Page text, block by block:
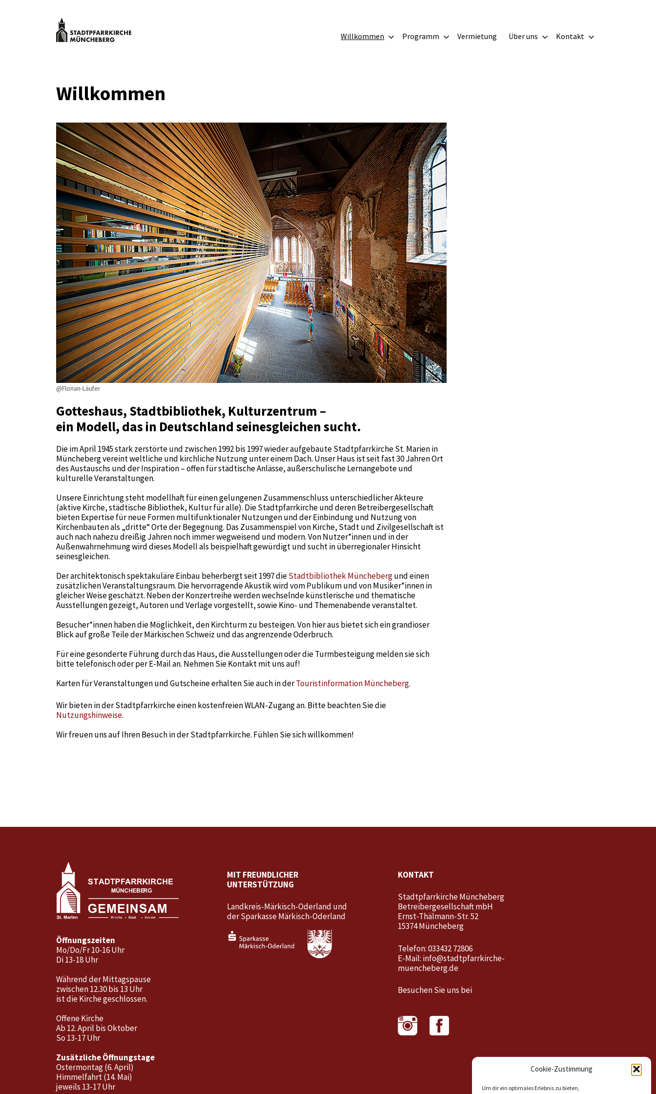
Cookie-Zustimmung
Um dir ein optimales Erlebnis zu bieten,
Willkommen Programm Vermietung Über uns Kontakt
Willkommen
@Florian-Läufer
Gotteshaus, Stadtbibliothek, Kulturzentrum –
ein Modell, das in Deutschland seinesgleichen sucht.
Die im April 1945 stark zerstörte und zwischen 1992 bis 1997 wieder aufgebaute Stadtpfarrkirche St. Marien in
Müncheberg vereint weltliche und kirchliche Nutzung unter einem Dach. Unser Haus ist seit fast 30 Jahren Ort
des Austauschs und der Inspiration – offen für städtische Anlässe, außerschulische Lernangebote und
kulturelle Veranstaltungen.
Unsere Einrichtung steht modellhaft für einen gelungenen Zusammenschluss unterschiedlicher Akteure
(aktive Kirche, städtische Bibliothek, Kultur für alle). Die Stadtpfarrkirche und deren Betreibergesellschaft
bieten Expertise für neue Formen multifunktionaler Nutzungen und der Einbindung und Nutzung von
Kirchenbauten als „dritte“ Orte der Begegnung. Das Zusammenspiel von Kirche, Stadt und Zivilgesellschaft ist
auch nach nahezu dreißig Jahren noch immer wegweisend und modern. Von Nutzer*innen und in der
Außenwahrnehmung wird dieses Modell als beispielhaft gewürdigt und sucht in überregionaler Hinsicht
seinesgleichen.
Der architektonisch spektakuläre Einbau beherbergt seit 1997 dieStadtbibliothek Münchebergund einen
zusätzlichen Veranstaltungsraum. Die hervorragende Akustik wird vom Publikum und von Musiker*innen in
gleicher Weise geschätzt. Neben der Konzertreihe werden wechselnde künstlerische und thematische
Ausstellungen gezeigt, Autoren und Verlage vorgestellt, sowie Kino- und Themenabende veranstaltet.
Besucher*innen haben die Möglichkeit, den Kirchturm zu besteigen. Von hier aus bietet sich ein grandioser
Blick auf große Teile der Märkischen Schweiz und das angrenzende Oderbruch.
Für eine gesonderte Führung durch das Haus, die Ausstellungen oder die Turmbesteigung melden sie sich
bitte telefonisch oder per E-Mail an. Nehmen Sie Kontakt mit uns auf!
Karten für Veranstaltungen und Gutscheine erhalten Sie auch in derTouristinformation Müncheberg.
Wir bieten in der Stadtpfarrkirche einen kostenfreien WLAN-Zugang an. Bitte beachten Sie die
Nutzungshinweise.
Wir freuen uns auf Ihren Besuch in der Stadtpfarrkirche. Fühlen Sie sich willkommen!
Öffnungszeiten
Mo/Do/Fr 10-16 Uhr
Di 13-18 Uhr
Während der Mittagspause
zwischen 12.30 bis 13 Uhr
ist die Kirche geschlossen.
Offene Kirche
Ab 12. April bis Oktober
So 13-17 Uhr
Zusätzliche Öffnungstage
Ostermontag (6. April)
Himmelfahrt (14. Mai)
jeweils 13-17 Uhr
MIT FREUNDLICHER
UNTERSTÜTZUNG
Landkreis-Märkisch-Oderland und
der Sparkasse Märkisch-Oderland
KONTAKT
Stadtpfarrkirche Müncheberg
Betreibergesellschaft mbH
Ernst-Thälmann-Str. 52
15374 Müncheberg
Telefon: 033432 72806
E-Mail: info@stadtpfarrkirche-
muencheberg.de
Besuchen Sie uns bei